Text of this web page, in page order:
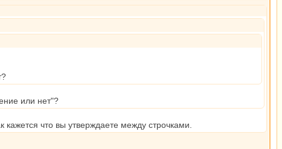
или нет"?
кажется что вы утверждаете между строчками.